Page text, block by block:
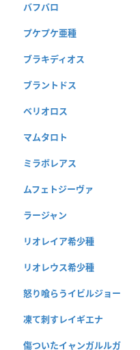
バフバロ
プケプケ亜種
ブラキディオス
ブラントドス
ベリオロス
マムタロト
ミラボレアス
ムフェトジーヴァ
ラージャン
リオレイア希少種
リオレウス希少種
怒り喰らうイビルジョー
凍て刺すレイギエナ
傷ついたイャンガルルガ